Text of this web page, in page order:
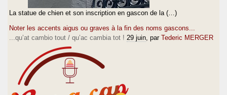
La statue de chien et son inscription en gascon de la (…)
Noter les accents aigus ou graves à la fin des noms gascons...
...qu’at cambio tout / qu’ac cambia tot ! 29 juin , par Tederic MERGER